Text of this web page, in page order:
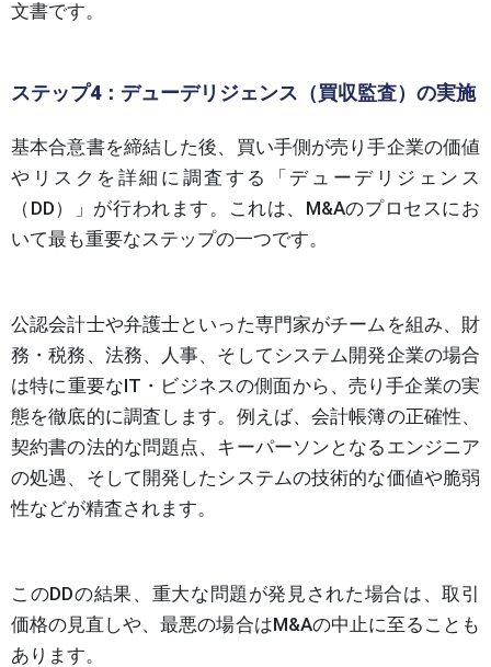
文書です。
ステップ4：デューデリジェンス（買収監査）の実施
基本合意書を締結した後、買い手側が売り手企業の価値
やリスクを詳細に調査する「デューデリジェンス
（DD）」が行われます。これは、M&Aのプロセスにお
いて最も重要なステップの一つです。
公認会計士や弁護士といった専門家がチームを組み、財
務・税務、法務、人事、そしてシステム開発企業の場合
は特に重要なIT・ビジネスの側面から、売り手企業の実
態を徹底的に調査します。例えば、会計帳簿の正確性、
契約書の法的な問題点、キーパーソンとなるエンジニア
の処遇、そして開発したシステムの技術的な価値や脆弱
性などが精査されます。
このDDの結果、重大な問題が発見された場合は、取引
価格の見直しや、最悪の場合はM&Aの中止に至ることも
あります。